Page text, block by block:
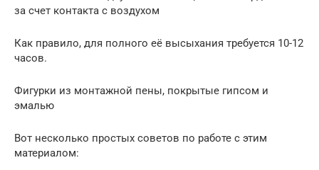
за счет контакта с воздухом
Как правило, для полного её высыхания требуется 10-12
часов.
Фигурки из монтажной пены, покрытые гипсом и
эмалью
Вот несколько простых советов по работе с этим
материалом: